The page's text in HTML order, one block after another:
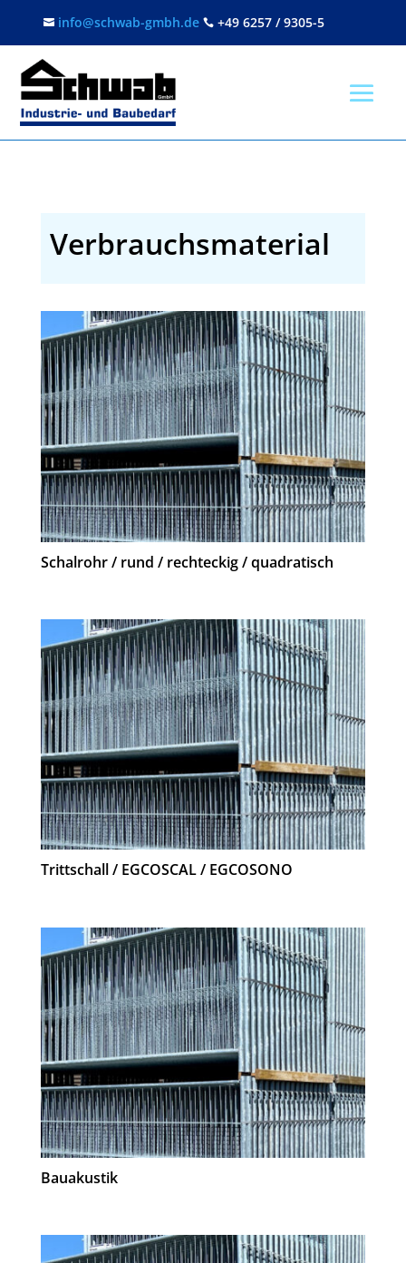
content
 info@schwab-gmbh.de +49 6257 / 9305-5
Verbrauchsmaterial
Schalrohr / rund / rechteckig / quadratisch
Trittschall / EGCOSCAL / EGCOSONO
Bauakustik